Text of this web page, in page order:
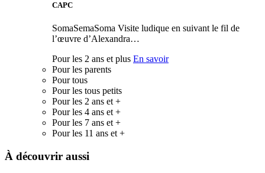
CAPC
SomaSemaSoma Visite ludique en suivant le fil de
l’œuvre d’Alexandra…
Pour les 2 ans et plus En savoir
Pour les parents
Pour tous
Pour les tous petits
Pour les 2 ans et +
Pour les 4 ans et +
Pour les 7 ans et +
Pour les 11 ans et +
À découvrir aussi